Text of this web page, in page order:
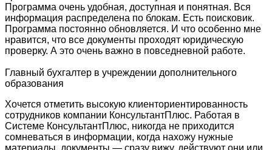
Программа очень удобная, доступная и понятная. Вся
информация распределена по блокам. Есть поисковик.
Программа постоянно обновляется. И что особенно мне
нравится, что все документы проходят юридическую
проверку. А это очень важно в повседневной работе.
Главный бухгалтер в учреждении дополнительного
образования
Хочется отметить высокую клиенториентированность
сотрудников компании КонсультантПлюс. Работая в
Системе КонсультантПлюс, никогда не приходится
сомневаться в информации, когда нахожу нужные